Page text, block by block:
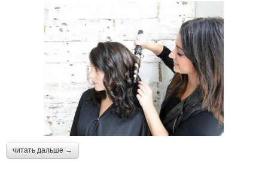
читать дальше →